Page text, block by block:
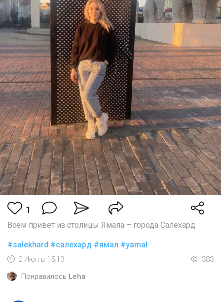
1
Всем привет из столицы Ямала – города Салехард
#salekhard #салехард #ямал #yamal
2 Июн в 15:13
383
Понравилось Leha